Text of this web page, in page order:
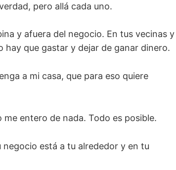
pero allá cada uno.
y afuera del negocio. En tus vecinas y
que gastar y dejar de ganar dinero.
a mi casa, que para eso quiere
entero de nada. Todo es posible.
está a tu alrededor y en tu